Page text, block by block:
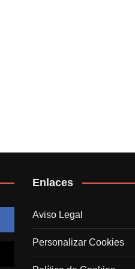
Enlaces
Aviso Legal
Personalizar Cookies